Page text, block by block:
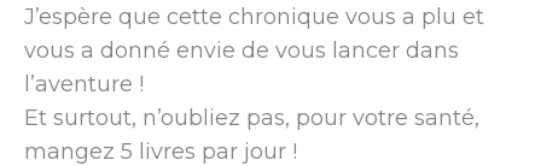
J’espère que cette chronique vous a plu et
vous a donné envie de vous lancer dans
l’aventure !
Et surtout, n’oubliez pas, pour votre santé,
mangez 5 livres par jour !